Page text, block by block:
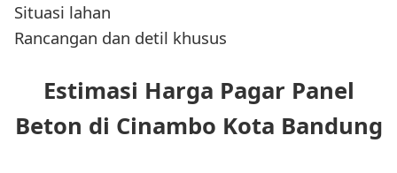
Situasi lahan
Rancangan dan detil khusus
Estimasi Harga Pagar Panel
Beton di Cinambo Kota Bandung